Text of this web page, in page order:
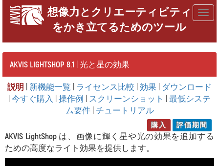
想像力とクリエーティビティ
をかき立てるためのツール
AKVIS LIGHTSHOP 8.1 | 光と星の効果
説明 新機能一覧 ライセンス比較 効果
ダウンロード
今すぐ購入 操作例 スクリーンショット
最低システ
ム要件| チュートリアル
購入 評価期間
AKVIS LightShopは、画像に輝く星や光の効果を追加する
ための高度なライト効果を提供します。